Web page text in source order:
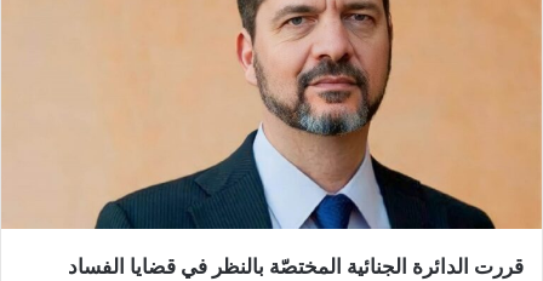
قررت الدائرة الجنائية المختصّة بالنظر في قضايا الفساد